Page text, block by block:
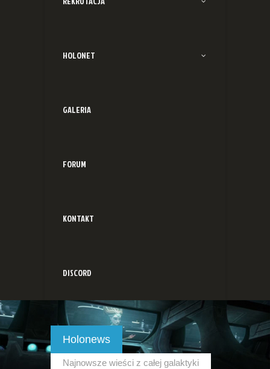
HOLONET
GALERIA
FORUM
KONTAKT
DISCORD
Holonews
Najnowsze wieści z całej galaktyki